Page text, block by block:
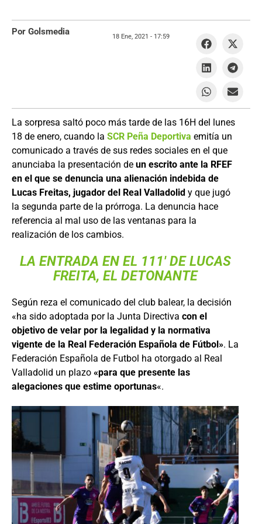
La sorpresa saltó poco más tarde de las 16H del lunes
18 de enero, cuando la SCR Peña Deportiva emitía un
comunicado a través de sus redes sociales en el que
anunciaba la presentación de un escrito ante la RFEF
en el que se denuncia una alienación indebida de
Lucas Freitas, jugador del Real Valladolid y que jugó
la segunda parte de la prórroga. La denuncia hace
referencia al mal uso de las ventanas para la
realización de los cambios.
LA ENTRADA EN EL 111′ DE LUCAS
FREITA, EL DETONANTE
Según reza el comunicado del club balear, la decisión
«ha sido adoptada por la Junta Directiva con el
objetivo de velar por la legalidad y la normativa
vigente de la Real Federación Española de Fútbol». La
Federación Española de Futbol ha otorgado al Real
Valladolid un plazo «para que presente las
alegaciones que estime oportunas«.
Por Golsmedia 18 Ene, 2021 - 17:59